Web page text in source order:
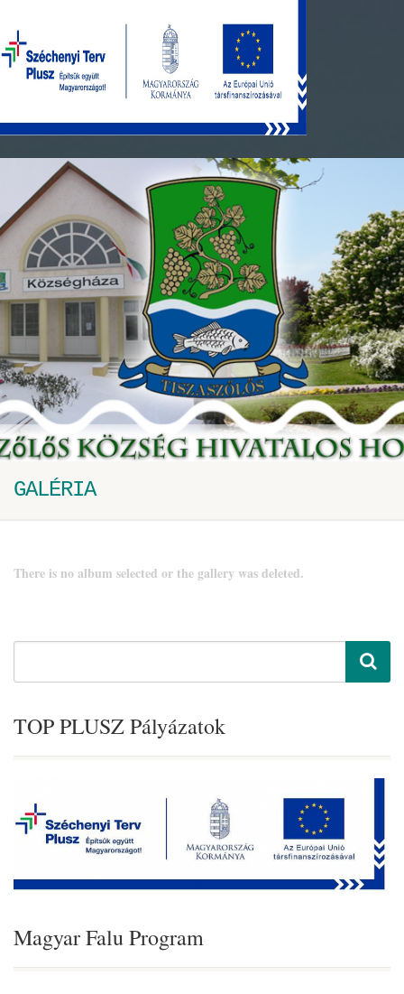
GALÉRIA
There is no album selected or the gallery was deleted.
TOP PLUSZ Pályázatok
Magyar Falu Program